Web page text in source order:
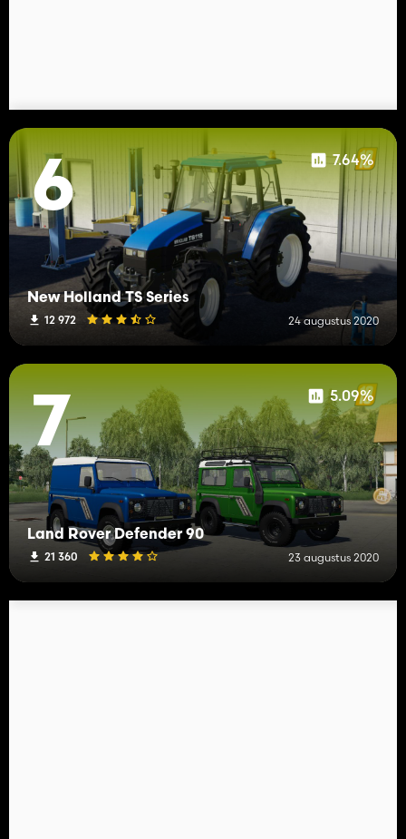
6 7.64%
New Holland TS Series
12 972 24 augustus 2020
7 5.09%
Land Rover Defender 90
21 360 23 augustus 2020